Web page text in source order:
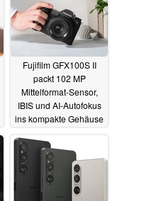
Fujifilm GFX100S II
packt 102 MP
Mittelformat-Sensor,
IBIS und AI-Autofokus
ins kompakte Gehäuse